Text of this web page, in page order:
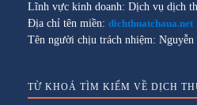
Lĩnh vực kinh doanh: Dịch vụ dịch
Địa chỉ tên miền: dichthuatchaua.net
Tên người chịu trách nhiệm:
TỪ KHOÁ TÌM KIẾM VỀ DỊCH